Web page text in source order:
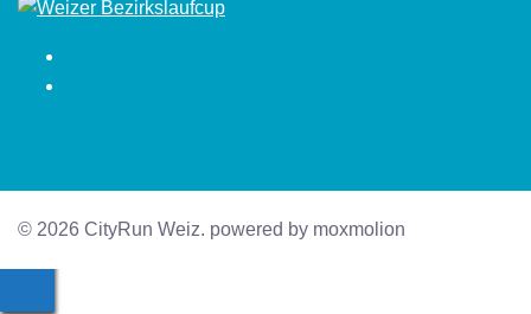
© 2026 CityRun Weiz. powered by moxmolion